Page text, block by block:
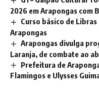
2026 em Arapongas com
Curso básico de
Arapongas
Arapongas divulga
Laranja, de combate ao
Prefeitura de
Flamingos e Ulysses